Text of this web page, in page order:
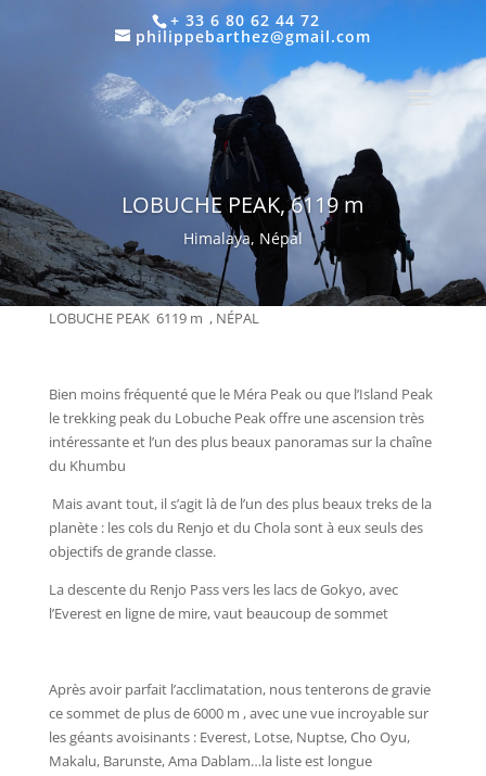
+ 33 6 80 62 44 72
philippebarthez@gmail.com
LOBUCHE PEAK, 6119 m
Himalaya, Népal
LOBUCHE PEAK 6119 m , NÉPAL
Bien moins fréquenté que le Méra Peak ou que l’Island Peak
le trekking peak du Lobuche Peak offre une ascension très
intéressante et l’un des plus beaux panoramas sur la chaîne
du Khumbu
Mais avant tout, il s’agit là de l’un des plus beaux treks de la
planète : les cols du Renjo et du Chola sont à eux seuls des
objectifs de grande classe.
La descente du Renjo Pass vers les lacs de Gokyo, avec
l’Everest en ligne de mire, vaut beaucoup de sommet
Après avoir parfait l’acclimatation, nous tenterons de gravie
ce sommet de plus de 6000 m , avec une vue incroyable sur
les géants avoisinants : Everest, Lotse, Nuptse, Cho Oyu,
Makalu, Barunste, Ama Dablam…la liste est longue